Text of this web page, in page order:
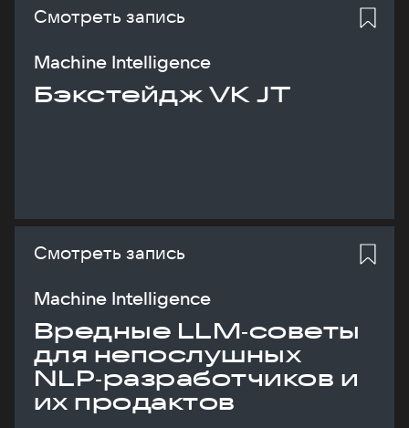
Смотреть запись
Machine Intelligence
Бэкстейдж VK JT
Смотреть запись
Machine Intelligence
Вредные LLM‑советы
для непослушных
NLP‑разработчиков и
их продактов